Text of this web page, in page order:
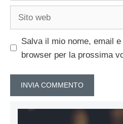
Salva il mio nome, email
browser per la prossima